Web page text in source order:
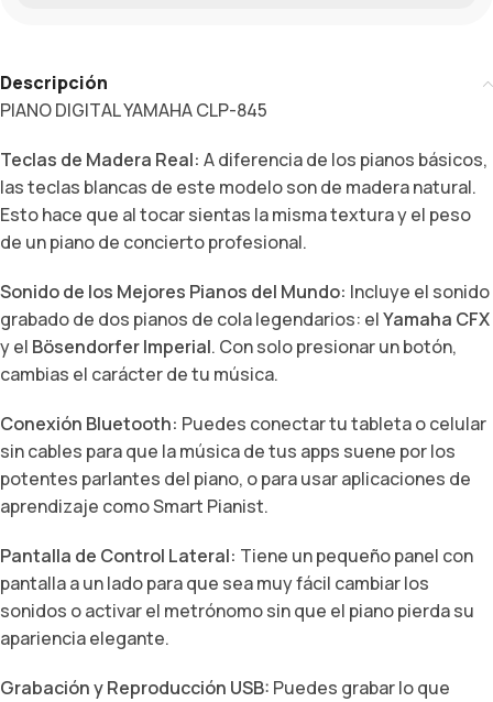
Descripción
PIANO DIGITAL YAMAHA CLP-845
Teclas de Madera Real: A diferencia de los pianos básicos,
las teclas blancas de este modelo son de madera natural.
Esto hace que al tocar sientas la misma textura y el peso
de un piano de concierto profesional.
Sonido de los Mejores Pianos del Mundo: Incluye el sonido
grabado de dos pianos de cola legendarios: elYamaha CFX
y el Bösendorfer Imperial. Con solo presionar un botón,
cambias el carácter de tu música.
Conexión Bluetooth: Puedes conectar tu tableta o celular
sin cables para que la música de tus apps suene por los
potentes parlantes del piano, o para usar aplicaciones de
aprendizaje comoSmart Pianist.
Pantalla de Control Lateral: Tiene un pequeño panel con
pantalla a un lado para que sea muy fácil cambiar los
sonidos o activar el metrónomo sin que el piano pierda su
apariencia elegante.
Grabación y Reproducción USB: Puedes grabar lo que